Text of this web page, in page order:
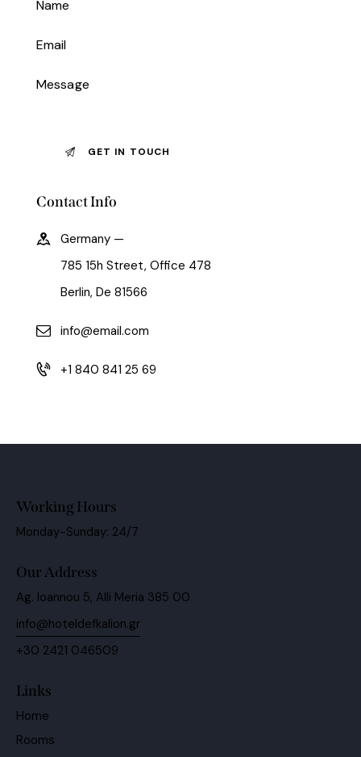
Contact Info
Germany —
785 15h Street, Office 478
Berlin, De 81566
info@email.com
+1 840 841 25 69
Working Hours
Monday-Sunday: 24/7
Our Address
Ag. Ioannou 5, Alli Meria 385 00
info@hoteldefkalion.gr
+30 2421 046509
Links
Home
Rooms